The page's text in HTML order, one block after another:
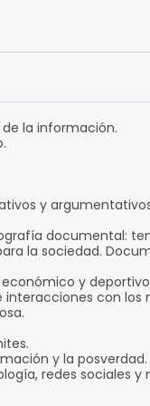
la información.
y
documental:
la sociedad.
y
con los
y la posverdad.
redes sociales y